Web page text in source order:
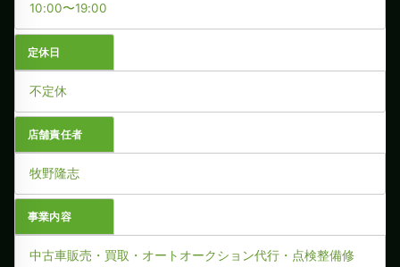
10:00〜19:00
定休日
不定休
店舗責任者
牧野隆志
事業内容
中古車販売・買取・オートオークション代行・点検整備修